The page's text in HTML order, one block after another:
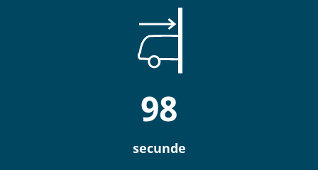
98
secunde